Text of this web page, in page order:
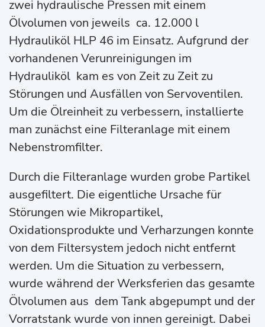
zwei hydraulische Pressen mit einem
Ölvolumen von jeweils ca. 12.000 l
Hydrauliköl HLP 46 im Einsatz. Aufgrund der
vorhandenen Verunreinigungen im
Hydrauliköl kam es von Zeit zu Zeit zu
Störungen und Ausfällen von Servoventilen.
Um die Ölreinheit zu verbessern, installierte
man zunächst eine Filteranlage mit einem
Nebenstromfilter.
Durch die Filteranlage wurden grobe Partikel
ausgefiltert. Die eigentliche Ursache für
Störungen wie Mikropartikel,
Oxidationsprodukte und Verharzungen konnte
von dem Filtersystem jedoch nicht entfernt
werden. Um die Situation zu verbessern,
wurde während der Werksferien das gesamte
Ölvolumen aus dem Tank abgepumpt und der
Vorratstank wurde von innen gereinigt. Dabei